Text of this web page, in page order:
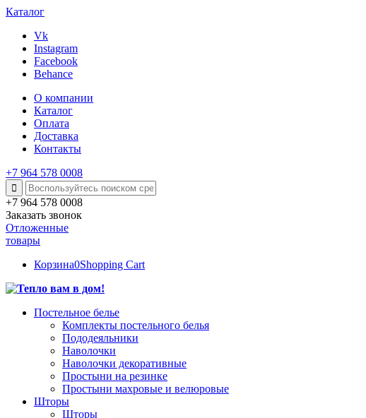
Каталог
Vk
Instagram
Facebook
Behance
О компании
Каталог
Оплата
Доставка
Контакты
+7 964 578 0008
+7 964 578 0008
Заказать звонок
Отложенные
товары
Корзина0Shopping Cart
Постельное белье
Комплекты постельного белья
Пододеяльники
Наволочки
Наволочки декоративные
Простыни на резинке
Простыни махровые и велюровые
Шторы
Шторы